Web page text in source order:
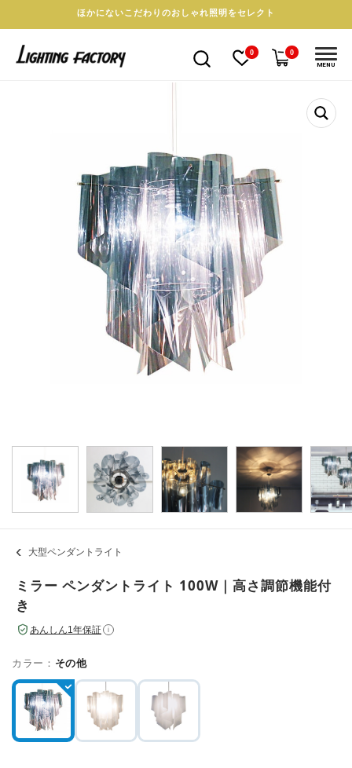
ほかにないこだわりのおしゃれ照明をセレクト
0 0
MENU
大型ペンダントライト
ミラー ペンダントライト 100W｜高さ調節機能付
き
あんしん1年保証 i
カラー： その他